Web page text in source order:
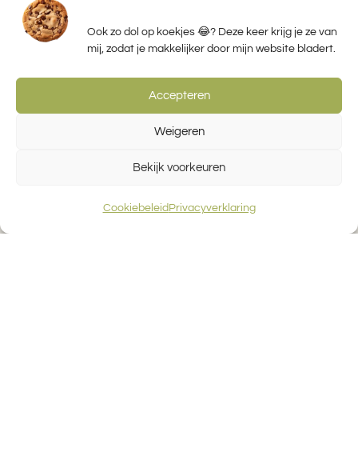
Ook zo dol op koekjes 😂? Deze keer krijg je ze van
mij, zodat je makkelijker door mijn website bladert.
Accepteren
Weigeren
Bekijk voorkeuren
Cookiebeleid Privacyverklaring